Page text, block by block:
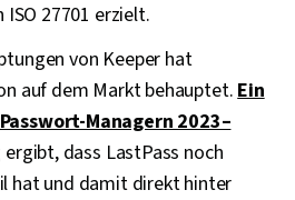
27701 erzielt.
von Keeper hat
auf dem Markt behauptet.Ein
Managern 2023–
dass LastPass noch
hat und damit direkt hinter